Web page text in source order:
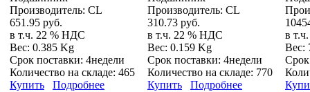
Производитель: CL
651.95 руб.
в т.ч. 22 % НДС
Вес: 0.385 Kg
Срок поставки: 4недели
Количество на складе: 465
Купить
Подробнее
Производитель: CL
310.73 руб.
в т.ч. 22 % НДС
Вес: 0.159 Kg
Срок поставки: 4недели
Количество на складе: 770
Купить
Подробнее
в
Вес: